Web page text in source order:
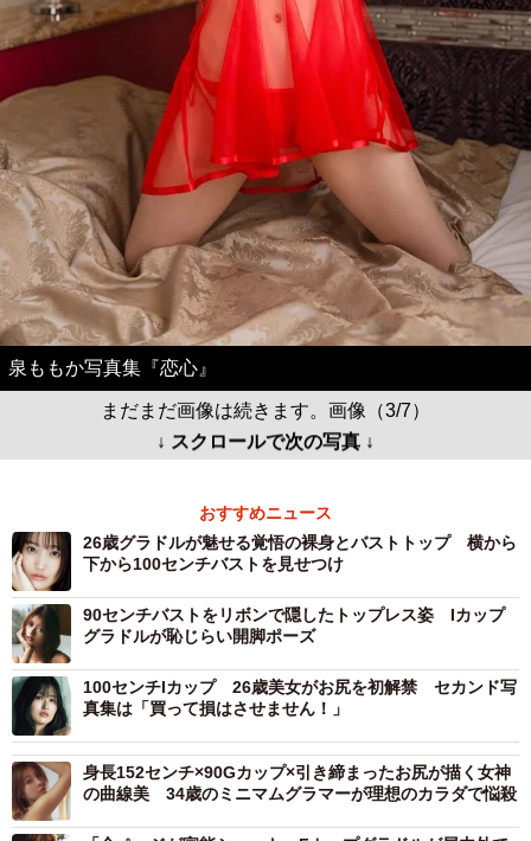
泉ももか写真集『恋心』
まだまだ画像は続きます。画像（3/7）
↓ スクロールで次の写真 ↓
おすすめニュース
26歳グラドルが魅せる覚悟の裸身とバストトップ 横から
下から100センチバストを見せつけ
90センチバストをリボンで隠したトップレス姿 Iカップ
グラドルが恥じらい開脚ポーズ
100センチIカップ 26歳美女がお尻を初解禁 セカンド写
真集は「買って損はさせません！」
身長152センチ×90Gカップ×引き締まったお尻が描く女神
の曲線美 34歳のミニマムグラマーが理想のカラダで悩殺